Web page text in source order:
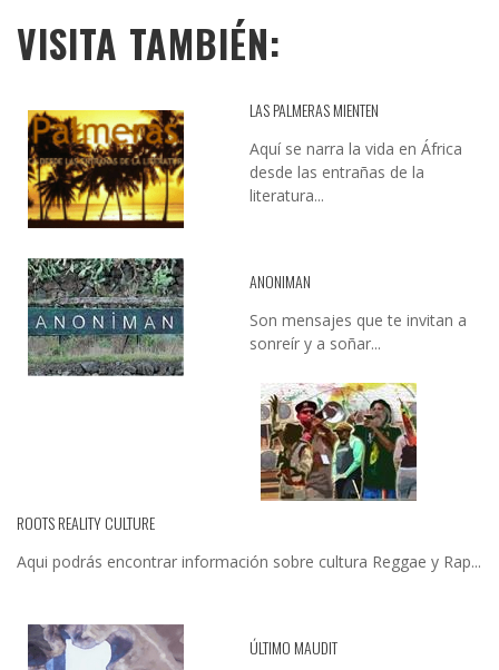
VISITA TAMBIÉN:
LAS PALMERAS MIENTEN
Aquí se narra la vida en África
desde las entrañas de la
literatura...
ANONIMAN
Son mensajes que te invitan a
sonreír y a soñar...
ROOTS REALITY CULTURE
Aqui podrás encontrar información sobre cultura Reggae y Rap...
ÚLTIMO MAUDIT